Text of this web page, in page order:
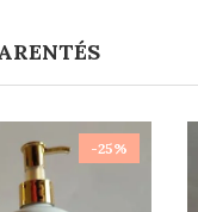
-25%